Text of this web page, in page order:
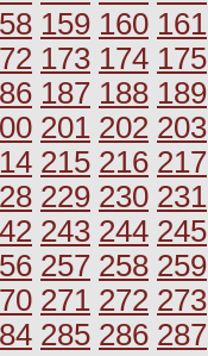
159 160 161
173 174 175
187 188 189
201 202 203
215 216 217
229 230 231
243 244 245
257 258 259
271 272 273
285 286 287